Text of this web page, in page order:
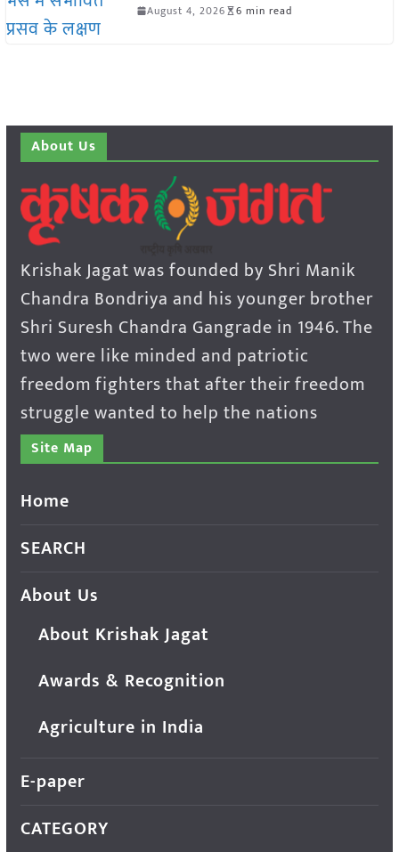
August 4, 2026 6 min read
About Us
Krishak Jagat was founded by Shri Manik
Chandra Bondriya and his younger brother
Shri Suresh Chandra Gangrade in 1946. The
two were like minded and patriotic
freedom fighters that after their freedom
struggle wanted to help the nations
Site Map
Home
SEARCH
About Us
About Krishak Jagat
Awards & Recognition
Agriculture in India
E-paper
CATEGORY